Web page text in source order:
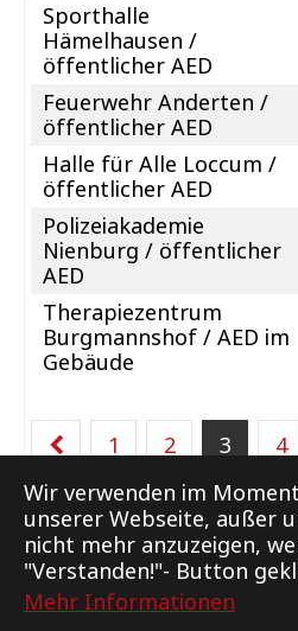
Wir verwenden im
unserer Webseite, außer
nicht mehr anzuzeigen,
"Verstanden!"- Button
Mehr Informationen
Sporthalle
Hämelhausen /
öffentlicher AED
Feuerwehr Anderten /
öffentlicher AED
Halle für Alle Loccum /
öffentlicher AED
Polizeiakademie
Nienburg / öffentlicher
AED
Therapiezentrum
Burgmannshof / AED im
Gebäude
1 2 3 4
Support Kontakt